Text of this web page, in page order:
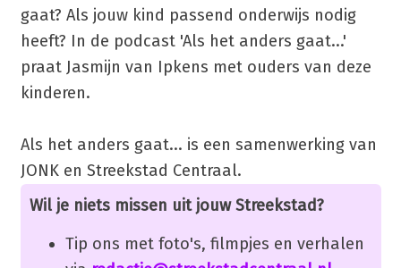
gaat? Als jouw kind passend onderwijs nodig
heeft? In de podcast 'Als het anders gaat...'
praat Jasmijn van Ipkens met ouders van deze
kinderen.
Als het anders gaat... is een samenwerking van
JONK en Streekstad Centraal.
Wil je niets missen uit jouw Streekstad?
Tip ons met foto's, filmpjes en verhalen